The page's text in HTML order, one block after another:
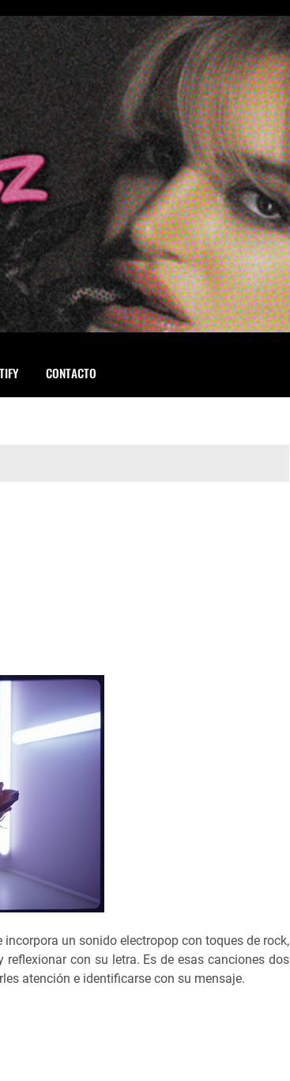
CONTACTO
un sonido electropop con toques de rock,
con su letra. Es de esas canciones dos
atención e identificarse con su mensaje.